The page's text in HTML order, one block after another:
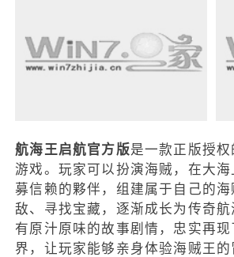
航海王启航官方版是一款正版授
游戏。玩家可以扮演海贼，在大
募信赖的夥伴，组建属于自己的海
敌、寻找宝藏，逐渐成长为传奇航
有原汁原味的故事剧情，忠实再
界，让玩家能够亲身体验海贼王的